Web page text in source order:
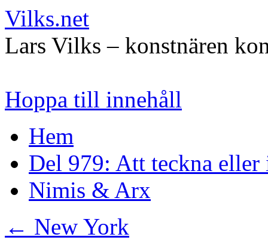
Vilks.net
Lars Vilks – konstnären
Hoppa till innehåll
Hem
Del 979: Att teckna eller
Nimis & Arx
← New York